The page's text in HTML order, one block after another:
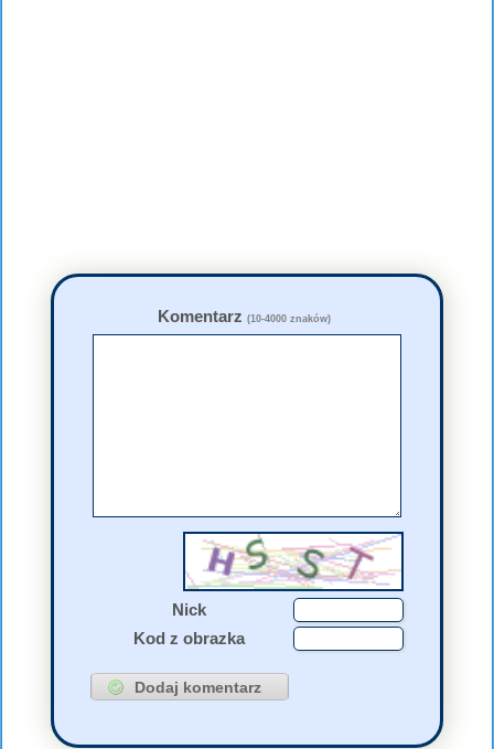
Komentarz (10-4000 znaków)
Nick
Kod z obrazka